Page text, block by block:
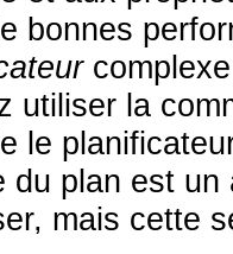
bonnes
utiliser la
le
du plan est
mais cette